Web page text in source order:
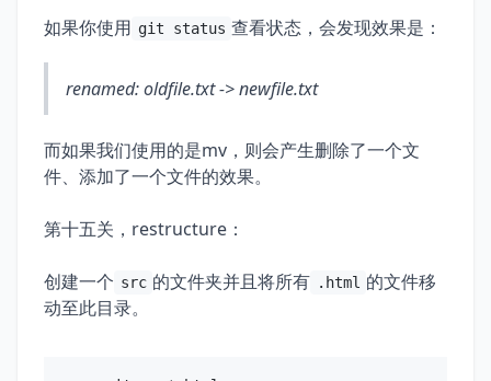
如果你使用 git status 查看状态，会发现效果是：
renamed: oldfile.txt -> newfile.txt
而如果我们使用的是mv，则会产生删除了一个文
件、添加了一个文件的效果。
第十五关，restructure：
创建一个 src 的文件夹并且将所有 .html 的文件移
动至此目录。